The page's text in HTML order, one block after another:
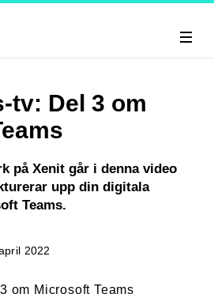
tv: Del 3 om
på Xenit går i denna video
upp din digitala
Teams.
2022